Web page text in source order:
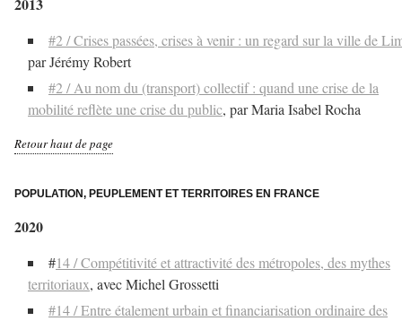
2013
#2 / Crises passées, crises à venir : un regard sur la ville de
par Jérémy Robert
#2 / Au nom du (transport) collectif : quand une crise de la
mobilité reflète une crise du public, par Maria Isabel Rocha
Retour haut de page
POPULATION, PEUPLEMENT ET TERRITOIRES EN FRANCE
2020
#14 / Compétitivité et attractivité des métropoles, des mythes
territoriaux, avec Michel Grossetti
#14 / Entre étalement urbain et financiarisation ordinaire des